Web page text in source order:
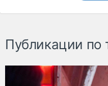
Публикации по